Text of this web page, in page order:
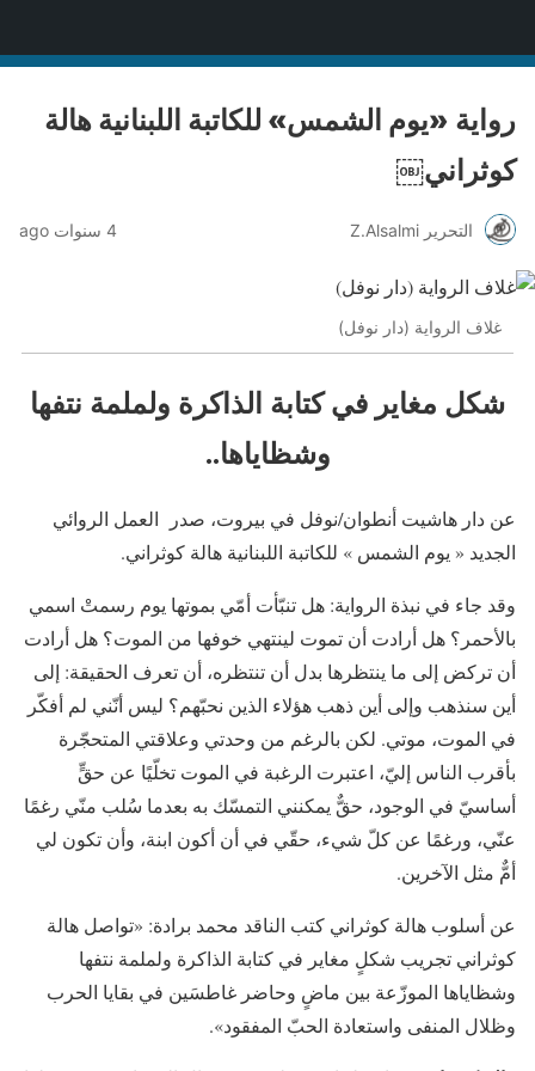
رواية «يوم الشمس» للكاتبة اللبنانية هالة
كوثراني￼
التحرير Z.Alsalmi 4 سنوات ago
غلاف الرواية (دار نوفل)
شكل مغاير في كتابة الذاكرة ولملمة نتفها
وشظاياها..
عن دار هاشيت أنطوان/نوفل في بيروت، صدر العمل الروائي
الجديد « يوم الشمس » للكاتبة اللبنانية هالة كوثراني.
وقد جاء في نبذة الرواية: هل تنبّأت أمّي بموتها يوم رسمتْ اسمي
بالأحمر؟ هل أرادت أن تموت لينتهي خوفها من الموت؟ هل أرادت
أن تركض إلى ما ينتظرها بدل أن تنتظره، أن تعرف الحقيقة: إلى
أين سنذهب وإلى أين ذهب هؤلاء الذين نحبّهم؟ ليس أنّني لم أفكّر
في الموت، موتي. لكن بالرغم من وحدتي وعلاقتي المتحجّرة
بأقرب الناس إليّ، اعتبرت الرغبة في الموت تخلّيًا عن حقٍّ
أساسيّ في الوجود، حقٌّ يمكنني التمسّك به بعدما سُلب منّي رغمًا
عنّي، ورغمًا عن كلّ شيء، حقّي في أن أكون ابنة، وأن تكون لي
أمٌّ مثل الآخرين.
عن أسلوب هالة كوثراني كتب الناقد محمد برادة: «تواصل هالة
كوثراني تجريب شكلٍ مغاير في كتابة الذاكرة ولملمة نتفها
وشظاياها الموزّعة بين ماضٍ وحاضر غاطسَين في بقايا الحرب
وظلال المنفى واستعادة الحبّ المفقود».